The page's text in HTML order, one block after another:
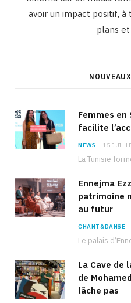
avoir un impact positif, à
plans et
Femmes en
facilite
NEWS 15
Ennejma
patrimoine
au futur
CHANT&DANSE
La Cave de
de
lâche pas